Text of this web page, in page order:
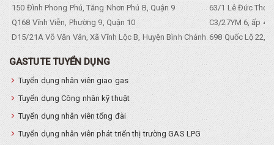
150 Đình Phong Phú, Tăng Nhơn Phú B, Quận 9
63/1 Lê Đức Thọ,
Q168 Vĩnh Viễn, Phường 9, Quận 10
C3/27YM 6, ấp 4,
D15/21A Võ Văn Vân, Xã Vĩnh Lộc B, Huyện Bình Chánh 698 Quốc Lộ 22,
GASTUTE TUYỂN DỤNG
Tuyển dụng nhân viên giao gas
Tuyển dụng Công nhân kỹ thuật
Tuyển dụng nhân viên tổng đài
Tuyển dụng nhân viên phát triển thị trường GAS LPG